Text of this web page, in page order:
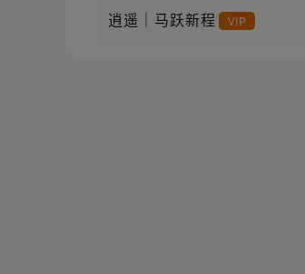
逍遥｜马跃新程 VIP